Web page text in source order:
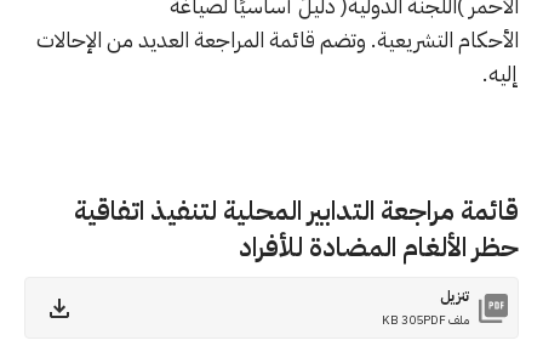
الأحكام التشريعية. وتضم قائمة المراجعة العديد من الإحالات
إليه.
قائمة مراجعة التدابير المحلية لتنفيذ اتفاقية
حظر الألغام المضادة للأفراد
تنزيل
ملف PDF 305 KB